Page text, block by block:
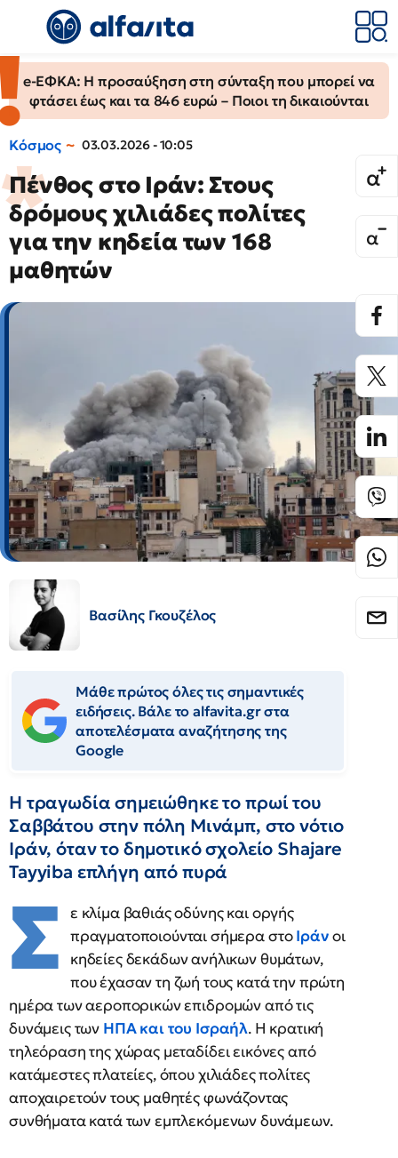
e-ΕΦΚΑ: Η προσαύξηση στη σύνταξη που μπορεί να
φτάσει έως και τα 846 ευρώ – Ποιοι τη δικαιούνται
Κόσμος 03.03.2026 - 10:05
Πένθος στο Ιράν: Στους
δρόμους χιλιάδες πολίτες
για την κηδεία των 168
μαθητών
Βασίλης Γκουζέλος
Μάθε πρώτος όλες τις σημαντικές
ειδήσεις. Βάλε το alfavita.gr στα
αποτελέσματα αναζήτησης της
Google
Η τραγωδία σημειώθηκε το πρωί του
Σαββάτου στην πόλη Μινάμπ, στο νότιο
Ιράν, όταν το δημοτικό σχολείο Shajare
Tayyiba επλήγη από πυρά
Σ ε κλίμα βαθιάς οδύνης και οργής
πραγματοποιούνται σήμερα στοΙράν οι
κηδείες δεκάδων ανήλικων θυμάτων,
που έχασαν τη ζωή τους κατά την πρώτη
ημέρα των αεροπορικών επιδρομών από τις
δυνάμεις των ΗΠΑ και του Ισραήλ. Η κρατική
τηλεόραση της χώρας μεταδίδει εικόνες από
κατάμεστες πλατείες, όπου χιλιάδες πολίτες
αποχαιρετούν τους μαθητές φωνάζοντας
συνθήματα κατά των εμπλεκόμενων δυνάμεων.